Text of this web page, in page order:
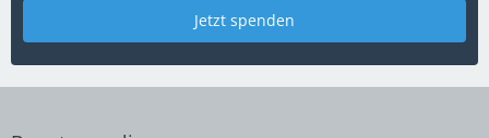
Jetzt spenden